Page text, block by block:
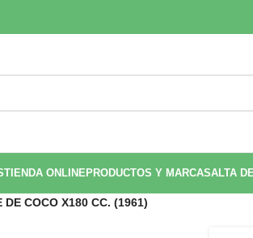
TIENDA ONLINEPRODUCTOS Y MARCASALTA
DE COCO X180 CC. (1961)